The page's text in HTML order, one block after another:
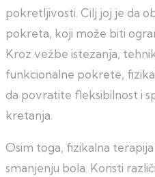
pokretljivosti. Cilj joj je da
pokreta, koji može biti
Kroz vežbe istezanja,
funkcionalne pokrete,
da povratite fleksibilnost i
kretanja.
Osim toga, fizikalna
smanjenju bola. Koristi